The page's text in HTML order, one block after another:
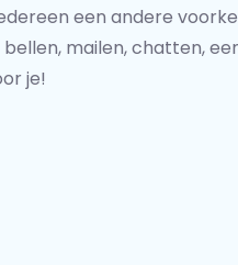
een andere
bellen, mailen, chatten,
je!